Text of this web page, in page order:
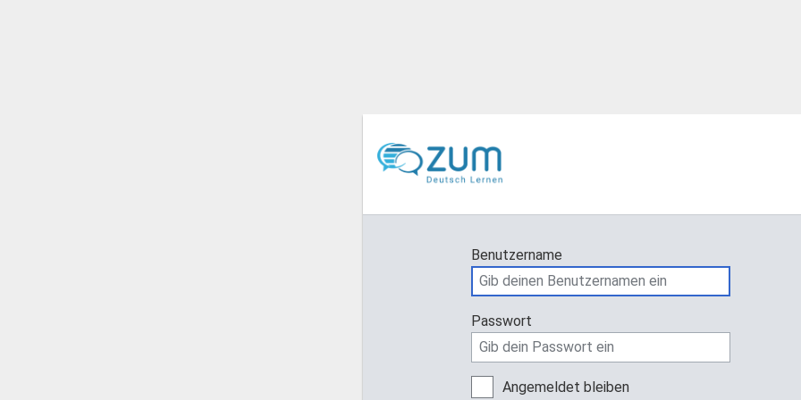
Benutzername
Passwort
Angemeldet bleiben